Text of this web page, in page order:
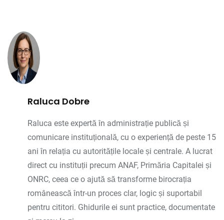
Raluca Dobre
Raluca este expertă în administrație publică și
comunicare instituțională, cu o experiență de peste 15
ani în relația cu autoritățile locale și centrale. A lucrat
direct cu instituții precum ANAF, Primăria Capitalei și
ONRC, ceea ce o ajută să transforme birocrația
românească într-un proces clar, logic și suportabil
pentru cititori. Ghidurile ei sunt practice, documentate